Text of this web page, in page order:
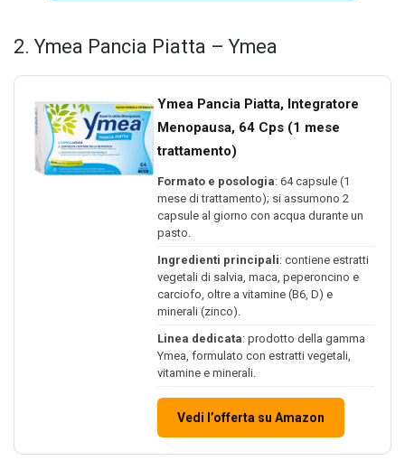
2. Ymea Pancia Piatta – Ymea
Ymea Pancia Piatta, Integratore
Menopausa, 64 Cps (1 mese
trattamento)
Formato e posologia: 64 capsule (1
mese di trattamento); si assumono 2
capsule al giorno con acqua durante un
pasto.
Ingredienti principali: contiene estratti
vegetali di salvia, maca, peperoncino e
carciofo, oltre a vitamine (B6, D) e
minerali (zinco).
Linea dedicata: prodotto della gamma
Ymea, formulato con estratti vegetali,
vitamine e minerali.
Vedi l’offerta su Amazon